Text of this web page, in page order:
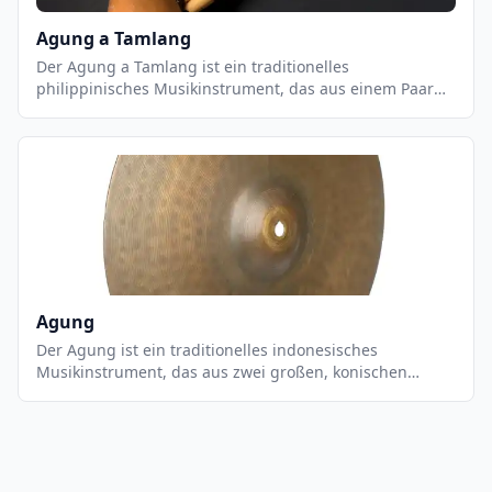
Agung a Tamlang
Der Agung a Tamlang ist ein traditionelles
philippinisches Musikinstrument, das aus einem Paar
normalerweise in Gruppen von zwei oder mehr
Musikern gespielt, die die Trommeln mit Stöcken
schlagen. Der Agung a Tamlang ist ein wichtiger
Bestandteil der philippinischen Musikkultur und wird
häufig bei religiösen Zeremonien, Festen und anderen
Anlässen verwendet. Es ist ein sehr einzigartiges
Instrument, das einen einzigartigen, tiefen und
rhythmischen Klang erzeugt.
Agung
Der Agung ist ein traditionelles indonesisches
Musikinstrument, das aus zwei großen, konischen